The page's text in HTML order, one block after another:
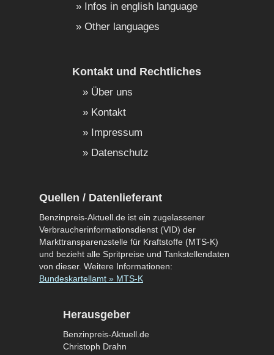
Infos in english language
Other languages
Kontakt und Rechtliches
Über uns
Kontakt
Impressum
Datenschutz
Quellen / Datenlieferant
Benzinpreis-Aktuell.de ist ein zugelassener
Verbraucherinformationsdienst (VID) der
Markttransparenzstelle für Kraftstoffe (MTS-K)
und bezieht alle Spritpreise und Tankstellendaten
von dieser. Weitere Informationen:
Bundeskartellamt » MTS-K
Herausgeber
Benzinpreis-Aktuell.de
Christoph Drahn